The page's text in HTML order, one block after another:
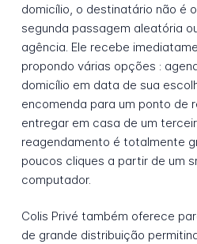
domicílio, o destinatário não é
segunda passagem aleatória
agência. Ele recebe
propondo várias opções :
domicílio em data de sua
encomenda para um ponto de
entregar em casa de um
reagendamento é totalmente
poucos cliques a partir de um
computador.
Colis Privé também oferece
de grande distribuição